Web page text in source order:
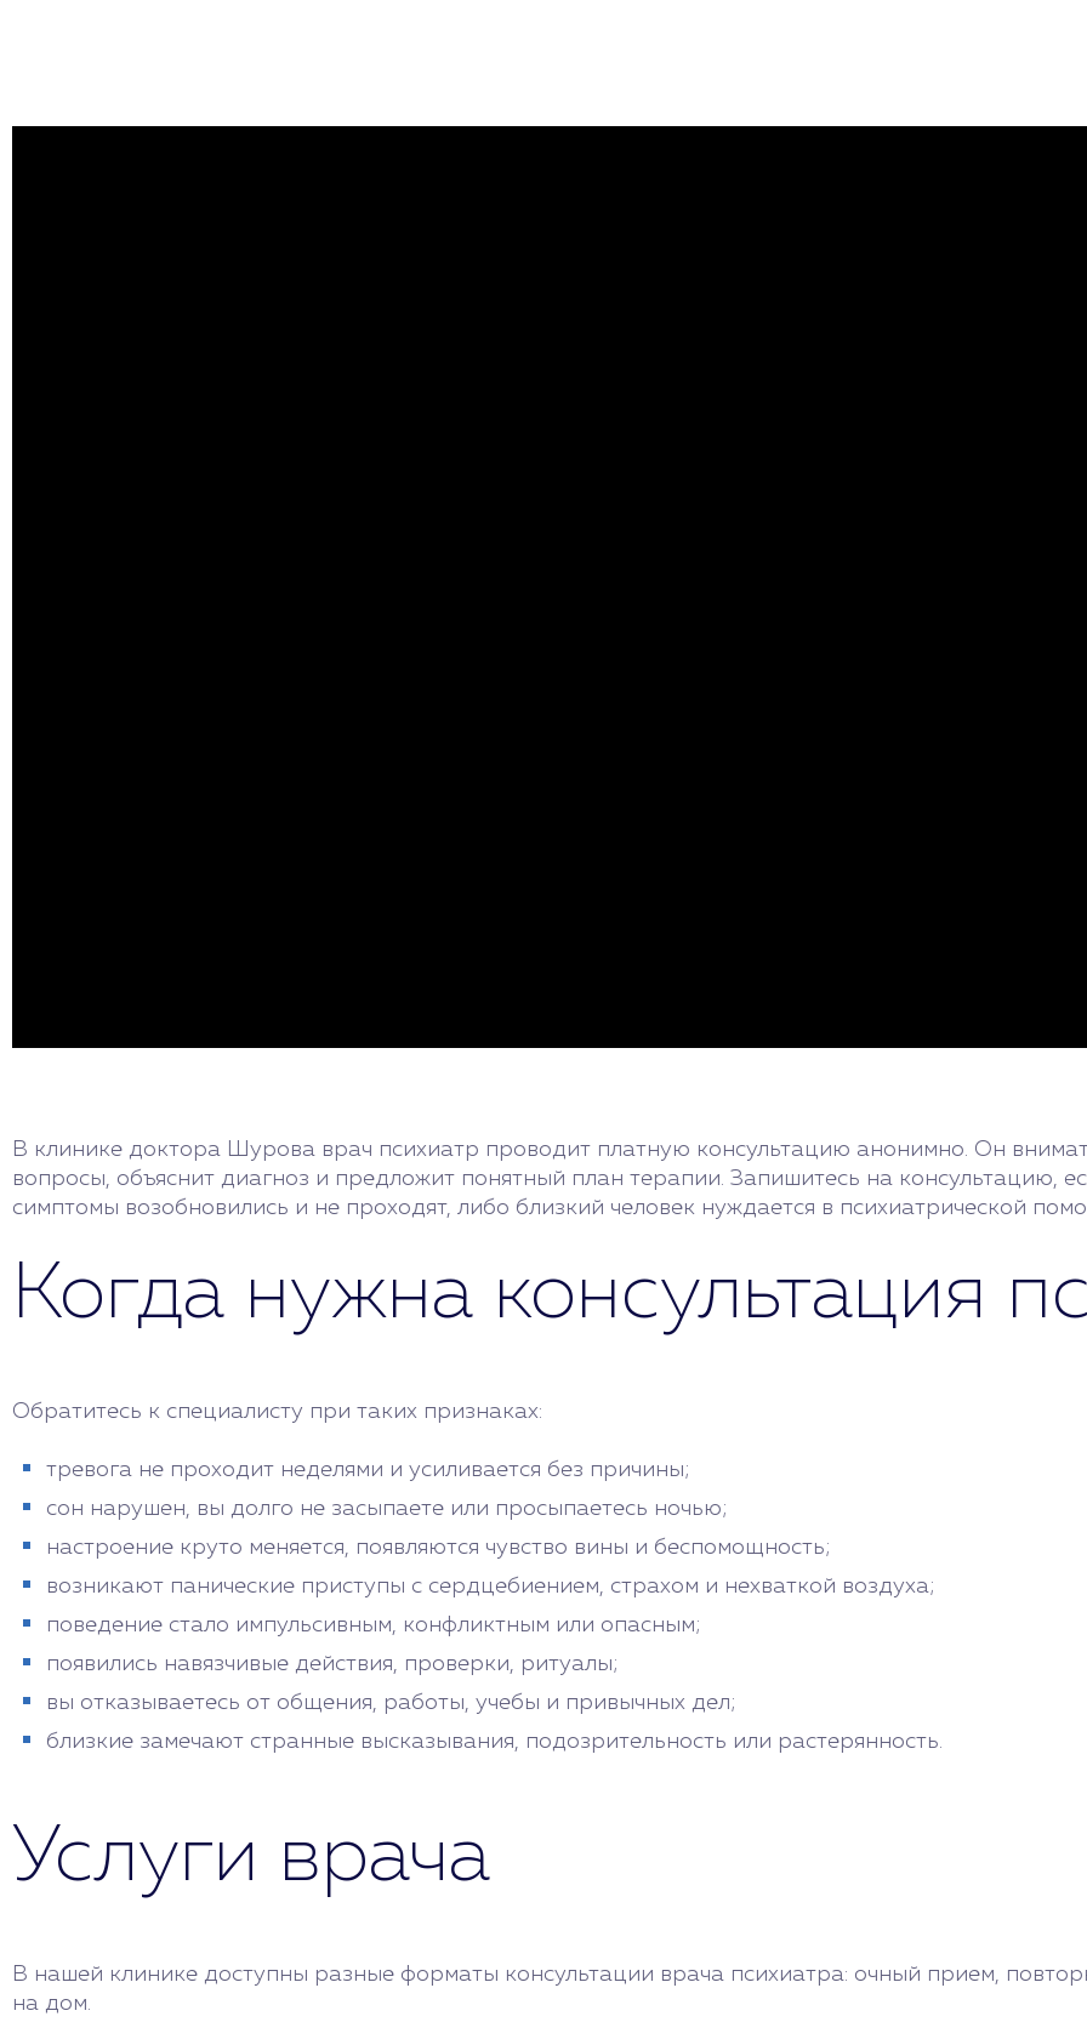
В клинике доктора Шурова врач психиатр проводит платную консультацию анонимно. Он
вопросы, объяснит диагноз и предложит понятный план терапии. Запишитесь на консультацию,
симптомы возобновились и не проходят, либо близкий человек нуждается в психиатрической
Когда нужна консультация
Обратитесь к специалисту при таких признаках:
тревога не проходит неделями и усиливается без причины;
сон нарушен, вы долго не засыпаете или просыпаетесь ночью;
настроение круто меняется, появляются чувство вины и беспомощность;
возникают панические приступы с сердцебиением, страхом и нехваткой воздуха;
поведение стало импульсивным, конфликтным или опасным;
появились навязчивые действия, проверки, ритуалы;
вы отказываетесь от общения, работы, учебы и привычных дел;
близкие замечают странные высказывания, подозрительность или растерянность.
Услуги врача
В нашей клинике доступны разные форматы консультации врача психиатра: очный прием,
на дом.